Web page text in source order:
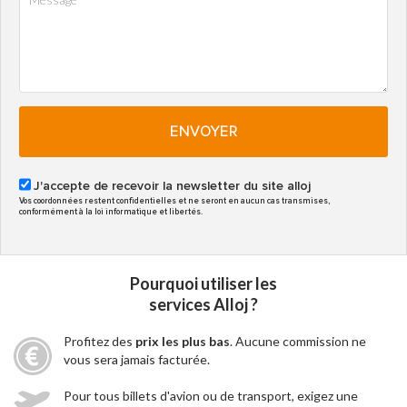
ENVOYER
J'accepte de recevoir la newsletter du site alloj
Vos coordonnées restent confidentielles et ne seront en aucun cas transmises,
conformément à la loi informatique et libertés.
Pourquoi utiliser les
services Alloj ?
Profitez des prix les plus bas. Aucune commission ne
vous sera jamais facturée.
Pour tous billets d'avion ou de transport, exigez une